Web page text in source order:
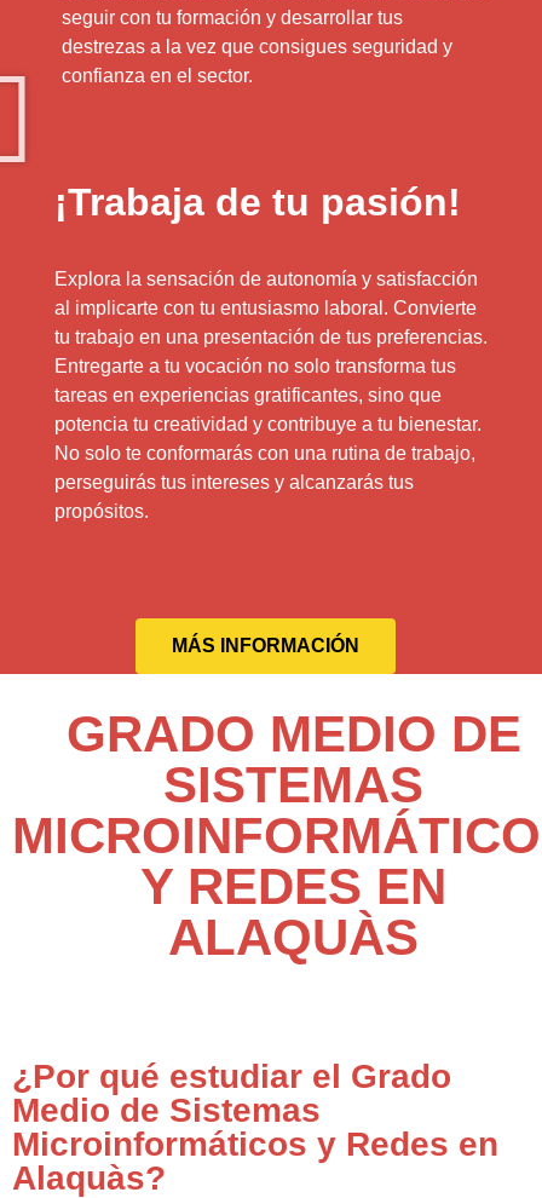
seguir con tu formación y desarrollar tus
destrezas a la vez que consigues seguridad y
confianza en el sector.
¡Trabaja de tu pasión!
Explora la sensación de autonomía y satisfacción
al implicarte con tu entusiasmo laboral. Convierte
tu trabajo en una presentación de tus preferencias.
Entregarte a tu vocación no solo transforma tus
tareas en experiencias gratificantes, sino que
potencia tu creatividad y contribuye a tu bienestar.
No solo te conformarás con una rutina de trabajo,
perseguirás tus intereses y alcanzarás tus
propósitos.
MÁS INFORMACIÓN
GRADO MEDIO DE
SISTEMAS
Y REDES EN
ALAQUÀS
¿Por qué estudiar el Grado
Medio de Sistemas
Microinformáticos y Redes en
Alaquàs?